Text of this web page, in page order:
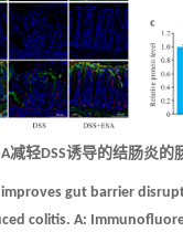
减轻DSS诱导的结肠炎
improves gut barrier
colitis. A: